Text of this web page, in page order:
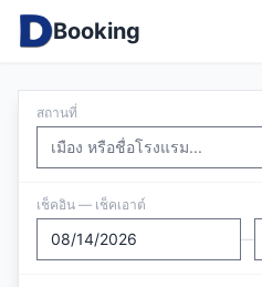
Booking
สถานที่
เช็คอิน — เช็คเอาต์
—